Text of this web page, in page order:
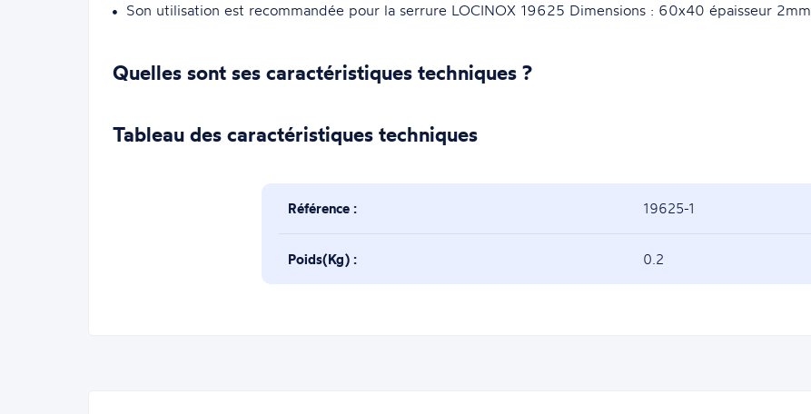
Son utilisation est recommandée pour la serrure LOCINOX 19625 Dimensions : 60x40 épaisseur 2mm
Quelles sont ses caractéristiques techniques ?
Tableau des caractéristiques techniques
Référence : 19625-1
Poids(Kg) : 0.2